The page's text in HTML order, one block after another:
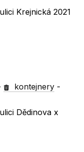
Krejnická 2021
kontejnery -
Dědinova x